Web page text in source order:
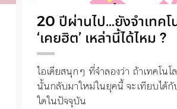
20 ปีผ่านไป…ยังจำเทคโ
‘เคยฮิต’ เหล่านี้ได้ไหม ?
ไอเดียสนุกๆ ที่จำลองว่า ถ้าเทคโนโ
นั้นกลับมาใหม่ในยุคนี้ จะเทียบได้กั
ใดในปัจจุบัน